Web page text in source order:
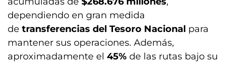
dependiendo en gran medida
de transferencias del Tesoro Nacional para
mantener sus operaciones. Además,
aproximadamente el 45% de las rutas bajo su